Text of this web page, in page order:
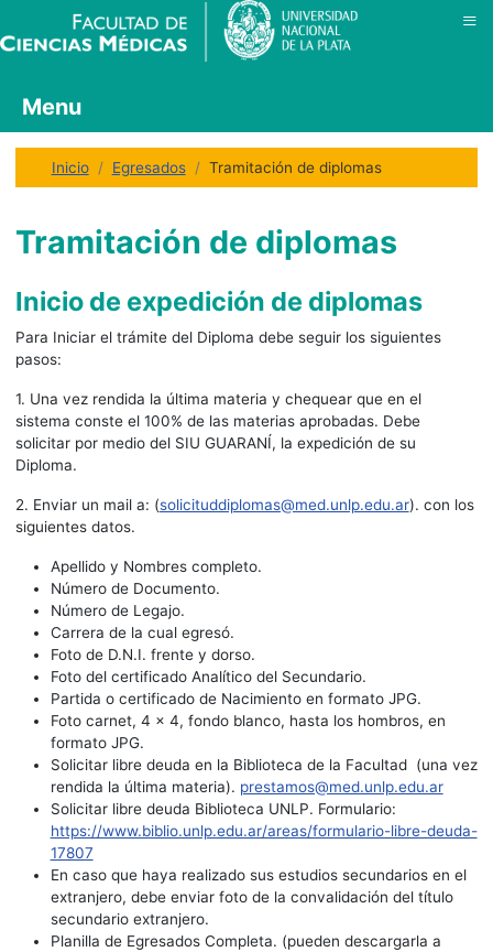
Inicio Egresados Tramitación de diplomas
Tramitación de diplomas
Inicio de expedición de diplomas
Para Iniciar el trámite del Diploma debe seguir los siguientes
pasos:
1. Una vez rendida la última materia y chequear que en el
sistema conste el 100% de las materias aprobadas. Debe
solicitar por medio del SIU GUARANÍ, la expedición de su
Diploma.
2. Enviar un mail a: (solicituddiplomas@med.unlp.edu.ar). con los
siguientes datos.
Apellido y Nombres completo.
Número de Documento.
Número de Legajo.
Carrera de la cual egresó.
Foto de D.N.I. frente y dorso.
Foto del certificado Analítico del Secundario.
Partida o certificado de Nacimiento en formato JPG.
Foto carnet, 4 x 4, fondo blanco, hasta los hombros, en
formato JPG.
Solicitar libre deuda en la Biblioteca de la Facultad (una vez
rendida la última materia). prestamos@med.unlp.edu.ar
Solicitar libre deuda Biblioteca UNLP. Formulario:
https://www.biblio.unlp.edu.ar/areas/formulario-libre-deuda-
17807
En caso que haya realizado sus estudios secundarios en el
extranjero, debe enviar foto de la convalidación del título
secundario extranjero.
Planilla de Egresados Completa. (pueden descargarla a
Menu
≡